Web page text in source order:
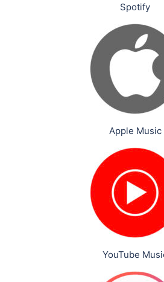
Spotify
Apple Music
YouTube